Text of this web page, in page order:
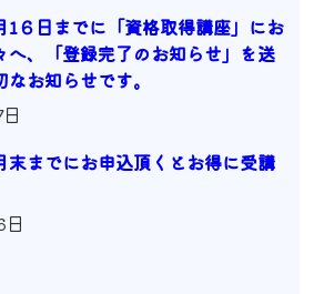
1６日までに「資格取得講座」にお
へ、「登録完了のお知らせ」を送
お知らせです。
末までにお申込頂くとお得に受講